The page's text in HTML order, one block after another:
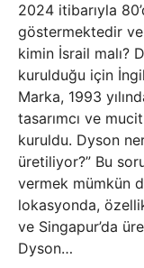
2024 itibarıyla
göstermektedir
kimin İsrail malı?
kurulduğu için
Marka, 1993
tasarımcı ve
kuruldu. Dyson
üretiliyor?” Bu
vermek mümkün
lokasyonda,
ve Singapur’da
Dyson…